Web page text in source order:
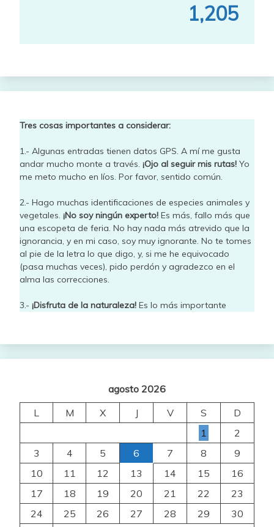
1,205
Tres cosas importantes a considerar:
1.- Algunas entradas tienen datos GPS. A mí me gusta
andar mucho monte a través. ¡Ojo al seguir mis rutas! Yo
me meto mucho en líos. Por favor, sentido común.
2.- Hago muchas identificaciones de especies animales y
vegetales. ¡No soy ningún experto! Es más, fallo más que
una escopeta de feria. No hay nada más atrevido que la
ignorancia, y en mi caso, soy muy ignorante. No te tomes
al pie de la letra lo que digo, y, si me he equivocado
(pasa muchas veces), pido perdón y agradezco en el
alma las correcciones.
3.- ¡Disfruta de la naturaleza! Es lo más importante
agosto 2026
L
M X J V S
D
1
2
3
4 5 6 7 8
9
10
11 12 13 14 15
16
17
18 19 20 21 22
23
24
25 26 27 28 29
30